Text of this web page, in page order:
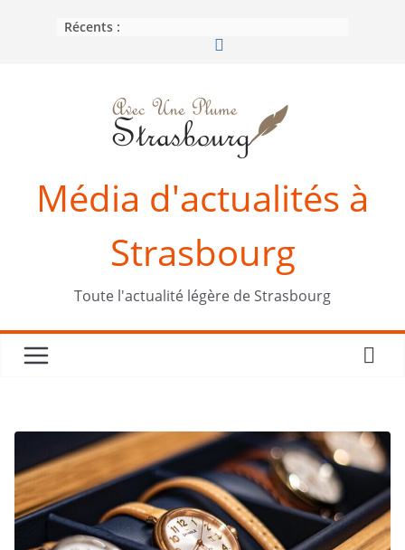
Récents :
Média d'actualités à
Strasbourg
Toute l'actualité légère de Strasbourg